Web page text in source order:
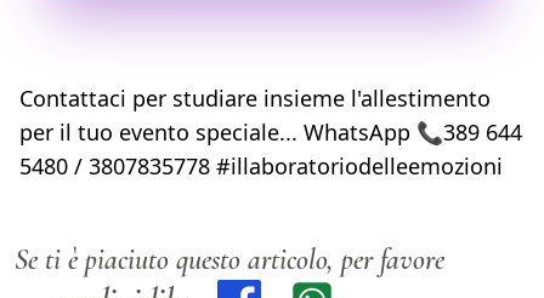
Contattaci per studiare insieme l'allestimento
per il tuo evento speciale... WhatsApp 📞389 644
5480 / 3807835778 #illaboratoriodelleemozioni
Se ti è piaciuto questo articolo, per favore